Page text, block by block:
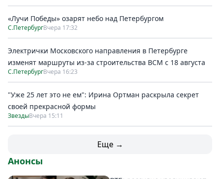
«Лучи Победы» озарят небо над Петербургом
С.ПетербургВчера 17:32
Электрички Московского направления в Петербурге
изменят маршруты из-за строительства ВСМ с 18 августа
С.ПетербургВчера 16:23
"Уже 25 лет это не ем": Ирина Ортман раскрыла секрет
своей прекрасной формы
ЗвездыВчера 15:11
Еще →
Анонсы